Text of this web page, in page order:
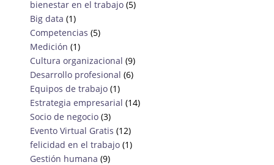
bienestar en el trabajo (5)
Big data (1)
Competencias (5)
Medición (1)
Cultura organizacional (9)
Desarrollo profesional (6)
Equipos de trabajo (1)
Estrategia empresarial (14)
Socio de negocio (3)
Evento Virtual Gratis (12)
felicidad en el trabajo (1)
Gestión humana (9)